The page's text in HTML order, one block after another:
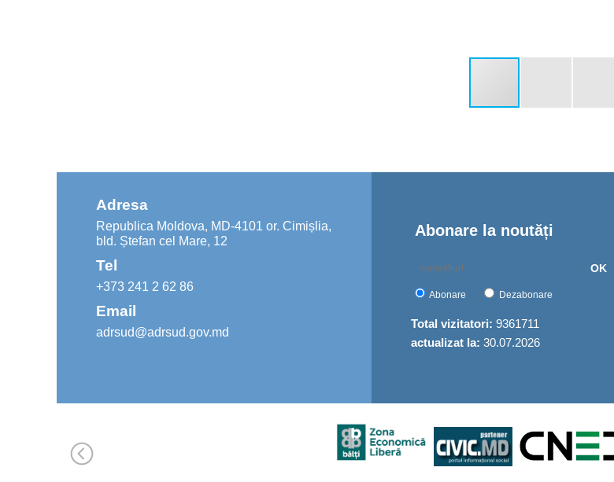
Adresa
Republica Moldova, MD-4101 or. Cimișlia,
bld. Ștefan cel Mare, 12
Tel
+373 241 2 62 86
Email
adrsud@adrsud.gov.md
Abonare la noutăți
OK
Abonare Dezabonare
Total vizitatori: 9361711
actualizat la: 30.07.2026